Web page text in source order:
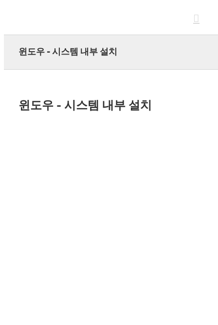
윈도우 - 시스템 내부 설치
윈도우 - 시스템 내부 설치